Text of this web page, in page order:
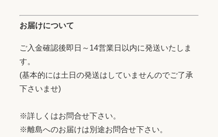
お届けについて
ご入金確認後即日～14営業日以内に発送いたしま
す。
(基本的には土日の発送はしていませんのでご了承
下さいませ)
※詳しくはお問合せ下さい。
※離島へのお届けは別途お問合せ下さい。